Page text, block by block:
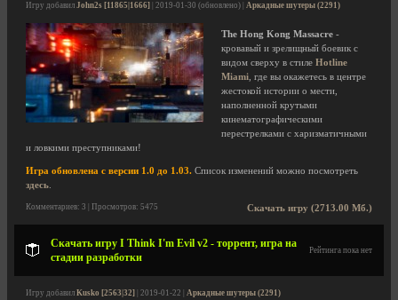
Игру добавил John2s [11865|1666] | 2019-01-30 (обновлено) | Аркадные шутеры (2291)
The Hong Kong Massacre -
кровавый и зрелищный боевик с
видом сверху в стиле Hotline
Miami , где вы окажетесь в центре
жестокой истории о мести,
наполненной крутыми
кинематографическими
перестрелками с харизматичными
и ловкими преступниками!
Игра обновлена с версии 1.0 до 1.03. Список изменений можно посмотреть
здесь
Скачать игру (2713.00 Мб.)
Комментариев: 3 | Просмотров: 5475
Скачать игру I Think I'm Evil v2 - торрент, игра на
стадии разработки
Рейтинга пока нет
Игру добавил Kusko [2563|32] | 2019-01-22 | Аркадные шутеры (2291)